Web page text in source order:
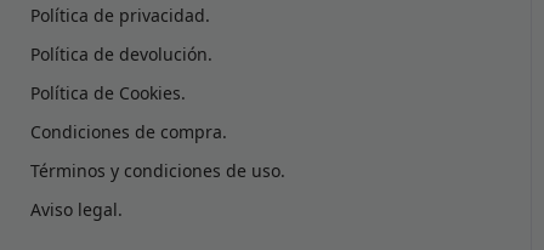
Política de privacidad.
Política de devolución.
Política de Cookies.
Condiciones de compra.
Términos y condiciones de uso.
Aviso legal.